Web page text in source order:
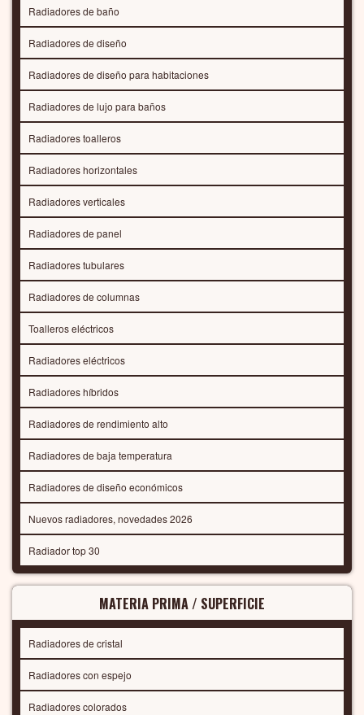
Radiadores de baño
Radiadores de diseño
Radiadores de diseño para habitaciones
Radiadores de lujo para baños
Radiadores toalleros
Radiadores horizontales
Radiadores verticales
Radiadores de panel
Radiadores tubulares
Radiadores de columnas
Toalleros eléctricos
Radiadores eléctricos
Radiadores híbridos
Radiadores de rendimiento alto
Radiadores de baja temperatura
Radiadores de diseño económicos
Nuevos radiadores, novedades 2026
Radiador top 30
MATERIA PRIMA / SUPERFICIE
Radiadores de cristal
Radiadores con espejo
Radiadores colorados